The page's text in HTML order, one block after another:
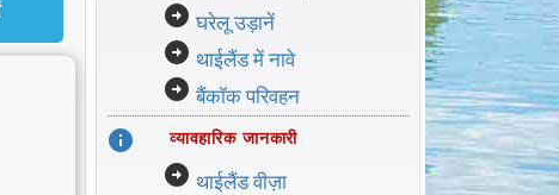
arrow_circle_right घरेलू उड़ानें
arrow_circle_right थाईलैंड में नावे
arrow_circle_right बैंकॉक परिवहन
info व्यावहारिक जानकारी
arrow_circle_right थाईलैंड वीज़ा